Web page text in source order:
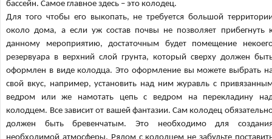
бассейн. Самое главное здесь – это колодец.
Для того чтобы его выкопать, не требуется большой
около дома, а если уж состав почвы не позволяет прибегнуть
данному мероприятию, достаточным будет помещение
резервуара в верхний слой грунта, который сверху должен
оформлен в виде колодца. Это оформление вы можете выбрать
свой вкус, например, установить над ним журавль с
ведром или же намотать цепь с ведром на перекладину
колодцем. Все зависит от вашей фантазии. Сам колодец
должен быть бревенчатым. Это необходимо для